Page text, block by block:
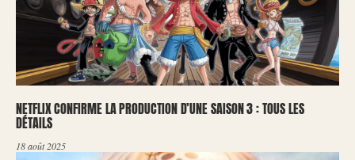
NETFLIX CONFIRME LA PRODUCTION D’UNE SAISON 3 : TOUS LES
DÉTAILS
18 août 2025